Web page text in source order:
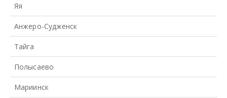
Яя
Анжеро-Судженск
Тайга
Полысаево
Мариинск